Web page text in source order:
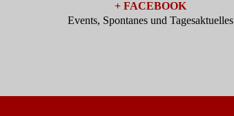
+ FACEBOOK
Events, Spontanes und Tagesaktuelles